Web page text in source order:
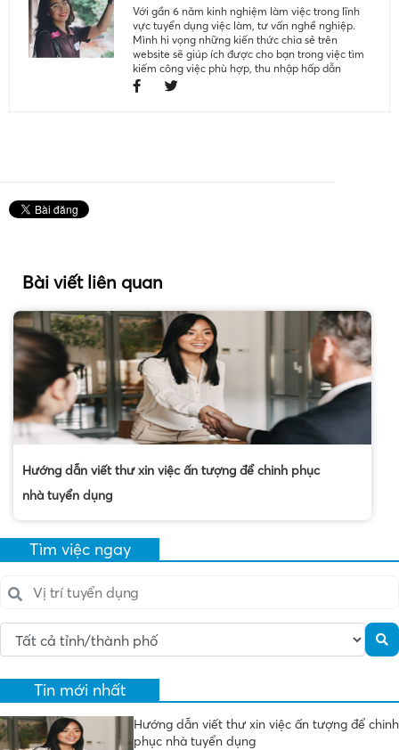
Với gần 6 năm kinh nghiệm làm việc trong lĩnh
vực tuyển dụng việc làm, tư vấn nghề nghiệp.
Mình hi vọng những kiến thức chia sẻ trên
website sẽ giúp ích được cho bạn trong việc tìm
kiếm công việc phù hợp, thu nhập hấp dẫn
Bài viết liên quan
Hướng dẫn viết thư xin việc ấn tượng để chinh phục
nhà tuyển dụng
Tìm việc ngay
Tin mới nhất
Hướng dẫn viết thư xin việc ấn tượng để chinh
phục nhà tuyển dụng